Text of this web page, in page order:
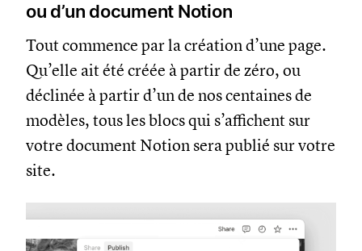
ou d’un document Notion
Tout commence par la création d’une page.
Qu’elle ait été créée à partir de zéro, ou
déclinée à partir d’un de nos centaines de
modèles, tous les blocs qui s’affichent sur
votre document Notion sera publié sur votre
site.